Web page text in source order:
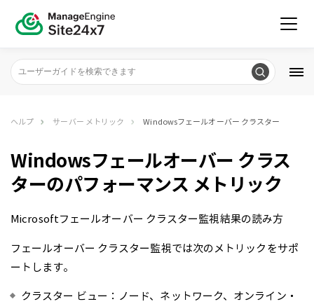
ヘルプ サーバー メトリック Windowsフェールオーバー クラスター
Windowsフェールオーバー クラス
ターのパフォーマンス メトリック
Microsoftフェールオーバー クラスター監視結果の読み方
フェールオーバー クラスター監視では次のメトリックをサポ
ートします。
クラスター ビュー：ノード、ネットワーク、オンライン・